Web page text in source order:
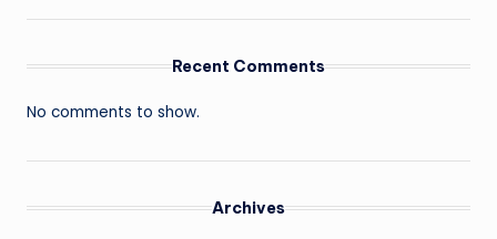
Recent Comments
No comments to show.
Archives